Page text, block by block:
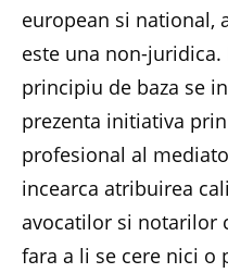
european si national,
este una non-
principiu de baza se
prezenta initiativa
profesional al
incearca atribuirea
avocatilor si notarilor
fara a li se cere nici o